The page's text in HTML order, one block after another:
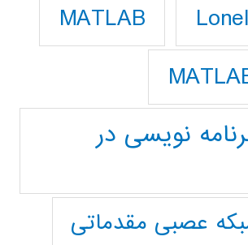
MATLAB
نویسی در
عصبی مقدماتی